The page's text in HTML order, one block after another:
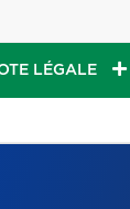
LÉGALE